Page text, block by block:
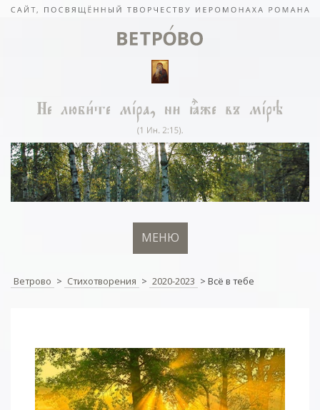
МЕНЮ
Ветрово > Стихотворения > 2020-2023 > Всё в тебе